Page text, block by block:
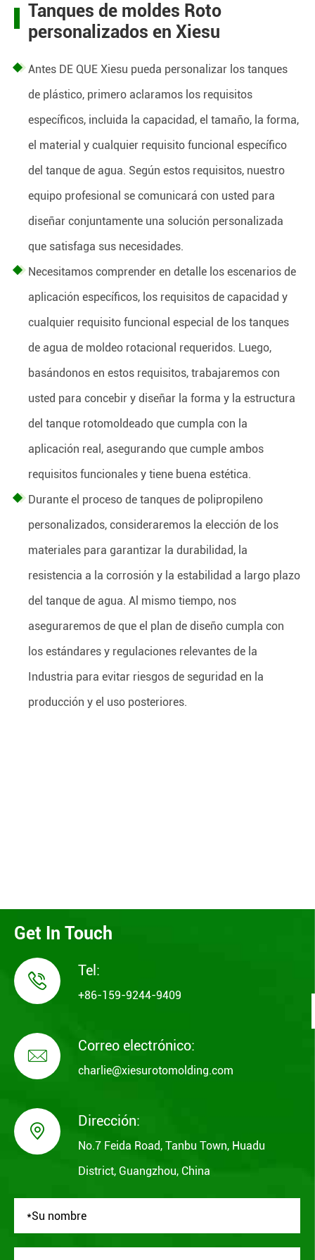
Tanques de moldes Roto
personalizados en Xiesu
Antes DE QUE Xiesu pueda personalizar los tanques
de plástico, primero aclaramos los requisitos
específicos, incluida la capacidad, el tamaño, la forma,
el material y cualquier requisito funcional específico
del tanque de agua. Según estos requisitos, nuestro
equipo profesional se comunicará con usted para
diseñar conjuntamente una solución personalizada
que satisfaga sus necesidades.
Necesitamos comprender en detalle los escenarios de
aplicación específicos, los requisitos de capacidad y
cualquier requisito funcional especial de los tanques
de agua de moldeo rotacional requeridos. Luego,
basándonos en estos requisitos, trabajaremos con
usted para concebir y diseñar la forma y la estructura
del tanque rotomoldeado que cumpla con la
aplicación real, asegurando que cumple ambos
requisitos funcionales y tiene buena estética.
Durante el proceso de tanques de polipropileno
personalizados, consideraremos la elección de los
materiales para garantizar la durabilidad, la
resistencia a la corrosión y la estabilidad a largo plazo
del tanque de agua. Al mismo tiempo, nos
aseguraremos de que el plan de diseño cumpla con
los estándares y regulaciones relevantes de la
Industria para evitar riesgos de seguridad en la
producción y el uso posteriores.
Get In Touch
 Tel:
+86-159-9244-9409
 Correo electrónico:
charlie@xiesurotomolding.com
 Dirección:
No.7 Feida Road, Tanbu Town, Huadu
District, Guangzhou, China